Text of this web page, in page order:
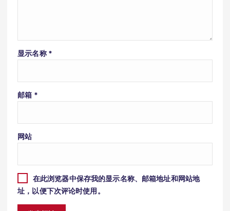
显示名称 *
邮箱 *
网站
在此浏览器中保存我的显示名称、邮箱地址和网站地
址，以便下次评论时使用。